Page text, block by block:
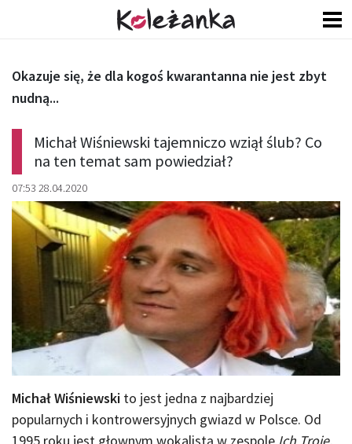
Michał Wiśniewski tajemniczo wziął ślub? Co
na ten temat sam powiedział?
07:53 28.04.2020
Okazuje się, że dla kogoś kwarantanna nie jest zbyt
nudną...
Michał Wiśniewski to jest jedna z najbardziej
popularnych i kontrowersyjnych gwiazd w Polsce. Od